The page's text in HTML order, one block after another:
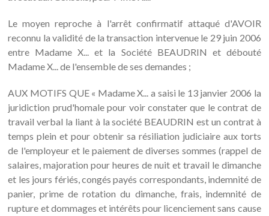
Le moyen reproche à l'arrêt confirmatif attaqué d'AVOIR
reconnu la validité de la transaction intervenue le 29 juin 2006
entre Madame X... et la Société BEAUDRIN et débouté
Madame X... de l'ensemble de ses demandes ;
AUX MOTIFS QUE « Madame X... a saisi le 13 janvier 2006 la
juridiction prud'homale pour voir constater que le contrat de
travail verbal la liant à la société BEAUDRIN est un contrat à
temps plein et pour obtenir sa résiliation judiciaire aux torts
de l'employeur et le paiement de diverses sommes (rappel de
salaires, majoration pour heures de nuit et travail le dimanche
et les jours fériés, congés payés correspondants, indemnité de
panier, prime de rotation du dimanche, frais, indemnité de
rupture et dommages et intérêts pour licenciement sans cause